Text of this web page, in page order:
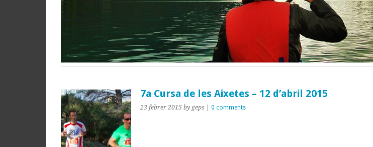
7a Cursa de les Aixetes – 12 d’abril 2015
23 febrer 2015 by geps| 0 comments